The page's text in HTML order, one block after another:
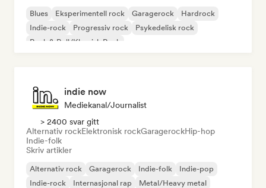
Blues Eksperimentell rock Garagerock
Hardrock
Indie-rock
Progressiv rock
Psykedelisk rock
Rock & Roll/Klassisk Rock
indie now
Mediekanal/journalist
> 2400 svar gitt
Alternativ rockElektronisk rockGaragerockHip-hop
Indie-folk
Skriv artikler
Alternativ rock Garagerock Indie-folk
Indie-pop
Indie-rock
Internasjonal rap
Metal/Heavy metal